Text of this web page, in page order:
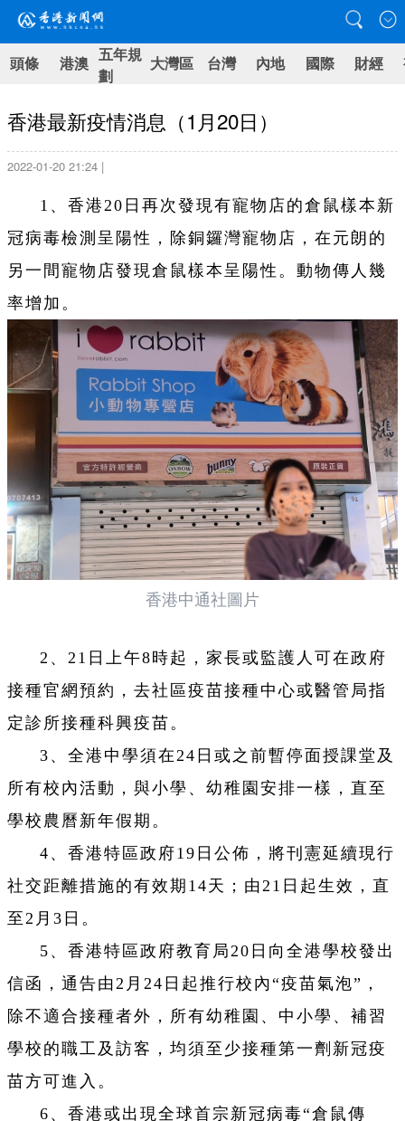
頭條 港澳 五年規
劃
大灣區 台灣 內地 國際 財經
香港最新疫情消息（1月20日）
2022-01-20 21:24 |
1、香港20日再次發現有寵物店的倉鼠樣本新
冠病毒檢測呈陽性，除銅鑼灣寵物店，在元朗的
另一間寵物店發現倉鼠樣本呈陽性。動物傳人幾
率增加。
香港中通社圖片
2、21日上午8時起，家長或監護人可在政府
接種官網預約，去社區疫苗接種中心或醫管局指
定診所接種科興疫苗。
3、全港中學須在24日或之前暫停面授課堂及
所有校內活動，與小學、幼稚園安排一樣，直至
學校農曆新年假期。
4、香港特區政府19日公佈，將刊憲延續現行
社交距離措施的有效期14天；由21日起生效，直
至2月3日。
5、香港特區政府教育局20日向全港學校發出
信函，通告由2月24日起推行校內“疫苗氣泡”，
除不適合接種者外，所有幼稚園、中小學、補習
學校的職工及訪客，均須至少接種第一劑新冠疫
苗方可進入。
6、香港或出現全球首宗新冠病毒“倉鼠傳